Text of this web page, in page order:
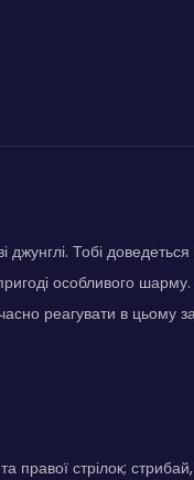
Тобі доведеться
особливого
реагувати в цьому
правої стрілок;